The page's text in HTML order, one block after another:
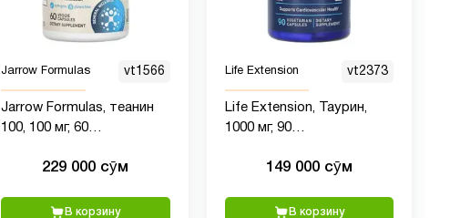
Jarrow Formulas vt1566
Jarrow Formulas, теанин
100, 100 мг, 60
229 000 сӯм
В корзину
Life Extension vt2373
Life Extension, Таурин,
1000 мг, 90
149 000 сӯм
В корзину